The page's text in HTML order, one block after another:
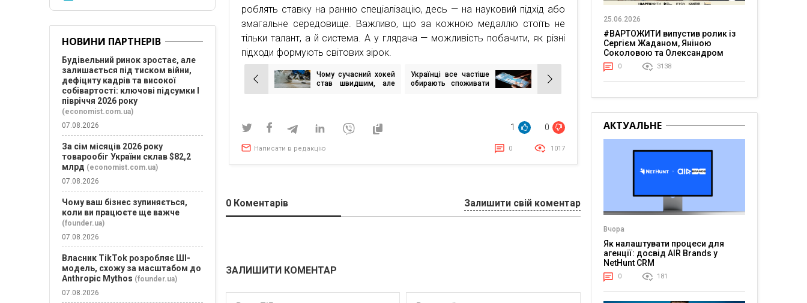
роблять ставку на ранню спеціалізацію, десь — на науковий підхід або
змагальне середовище. Важливо, що за кожною медаллю стоїть не
тільки талант, а й система. А у глядача — можливість побачити, як різні
підходи формують світових зірок.
Навігація
записів
Чому сучасний хокей
став швидшим, але
Українці все частіше
обирають споживати
1 0
Написати в редакцію 0 1017
0 Коментарів Залишити свій коментар
ЗАЛИШИТИ КОМЕНТАР
НОВИНИ ПАРТНЕРІВ
Будівельний ринок зростає, але
залишається під тиском війни,
дефіциту кадрів та високої
собівартості: ключові підсумки І
півріччя 2026 року
(economist.com.ua)
07.08.2026
За сім місяців 2026 року
товарообіг України склав $82,2
млрд (economist.com.ua)
07.08.2026
Чому ваш бізнес зупиняється,
коли ви працюєте ще важче
(founder.ua)
07.08.2026
Власник TikTok розробляє ШІ-
модель, схожу за масштабом до
Anthropic Mythos (founder.ua)
07.08.2026
25.06.2026
#ВАРТОЖИТИ випустив ролик із
Сергієм Жаданом, Яніною
Соколовою та Олександром
Тереном про життя в постійній
напрузі
0 3138
АКТУАЛЬНЕ
Вчора
Як налаштувати процеси для
агенції: досвід AIR Brands у
NetHunt CRM
0 181